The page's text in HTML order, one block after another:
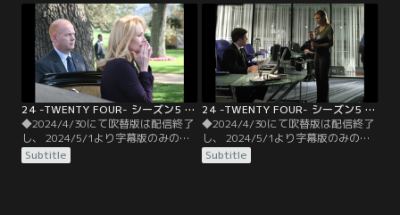
サンソンから計画へ誘われたことを
自供。事態を察知したネイサンソン
は地下へ潜ってしまう。ジャックは
全てをCTUに委ね再び姿をくらまそ
うとするが…。
ストの一味になりすまし、アーウィ
ックの手下に起動装置を届ける作戦
を打ち立てる。一方、ローガン大統
領は国家の威信を守るため…。
24 -TWENTY FOUR- シーズン5 第09話／字幕
◆2024/4/30にて吹替版は配信終了
し、 2024/5/1より字幕版のみの配
信となります。予めご了承くださ
い。◆字幕／第09話 3：00 P.M.-4：
Subtitle
24 -TWENTY FOUR- シーズン5 第10話／字幕
◆2024/4/30にて吹替版は配信終了
し、 2024/5/1より字幕版のみの配
信となります。予めご了承くださ
い。◆字幕／第10話 4：00 P.M.-5：
Subtitle